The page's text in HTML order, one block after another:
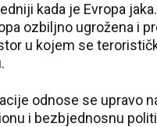
kada je Evropa
ozbiljno ugrožena i
u kojem se
odnose se upravo
i bezbjednosnu